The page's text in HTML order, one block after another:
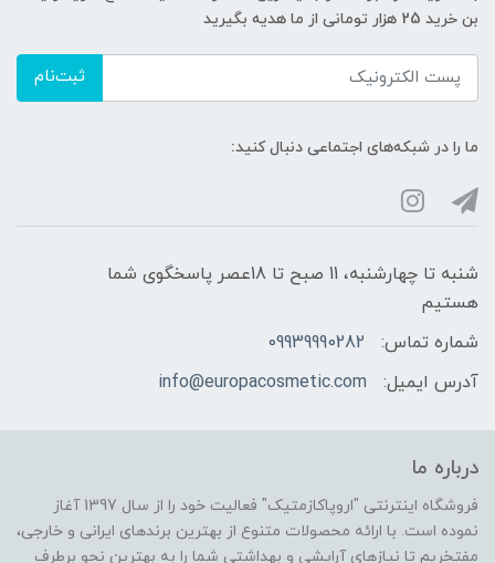
بن خرید 25 هزار تومانی از ما هدیه بگیرید
ثبت‌نام
ما را در شبکه‌های اجتماعی دنبال کنید:
شنبه تا چهارشنبه، 11 صبح تا 18عصر پاسخگوی شما
هستیم
شماره تماس:
09939990282
آدرس ایمیل:
info@europacosmetic.com
درباره ما
فروشگاه اینترنتی "اروپاکازمتیک" فعالیت خود را از سال 1397 آغاز
نموده است. با ارائه محصولات متنوع از بهترین برندهای ایرانی و خارجی،
مفتخریم تا نیازهای آرایشی و بهداشتی شما را به بهترین نحو برطرف